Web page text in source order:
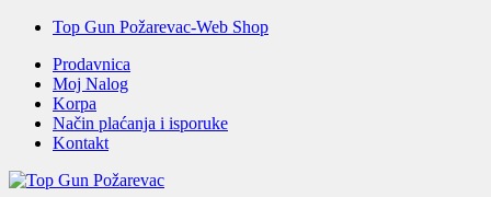
Skip
navigation
Skip
content
Top Gun Požarevac-Web Shop
Prodavnica
Moj Nalog
Korpa
Način plaćanja i isporuke
Kontakt